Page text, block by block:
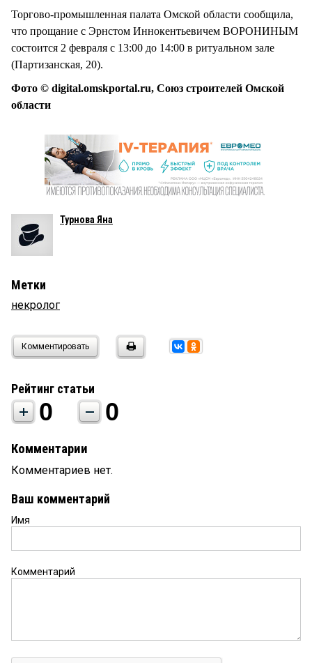
Торгово-промышленная палата Омской области сообщила,
что прощание с Эрнстом Иннокентьевичем ВОРОНИНЫМ
состоится 2 февраля с 13:00 до 14:00 в ритуальном зале
(Партизанская, 20).
Фото © digital.omskportal.ru, Союз строителей Омской
области
Турнова Яна
Метки
некролог
Комментировать
Рейтинг статьи
0 0
Комментарии
Комментариев нет.
Ваш комментарий
Имя
Комментарий